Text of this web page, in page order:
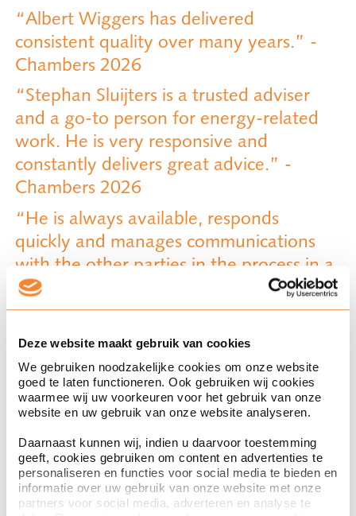
Deze website maakt gebruik van cookies
We gebruiken noodzakelijke cookies om onze website
goed te laten functioneren. Ook gebruiken wij cookies
waarmee wij uw voorkeuren voor het gebruik van onze
website en uw gebruik van onze website analyseren.
Daarnaast kunnen wij, indien u daarvoor toestemming
geeft, cookies gebruiken om content en advertenties te
personaliseren en functies voor social media te bieden en
informatie over uw gebruik van onze website met onze
partners voor social media, adverteren en analyse te
“Albert Wiggers has delivered
consistent quality over many years.” -
Chambers 2026
“Stephan Sluijters is a trusted adviser
and a go-to person for energy-related
work. He is very responsive and
constantly delivers great advice.” -
Chambers 2026
“He is always available, responds
quickly and manages communications
with the other parties in the process in a
professional and considerate manner.” -
Chambers 2026
‘They were excellent at handling a very
difficult client’. – Legal 500 EMEA 2026
‘Ploum’s commercial, corporate and
M&A team brings a wonderful blend of
legal precision and commercial instinct
to every transaction.' – Legal 500
EMEA 2026